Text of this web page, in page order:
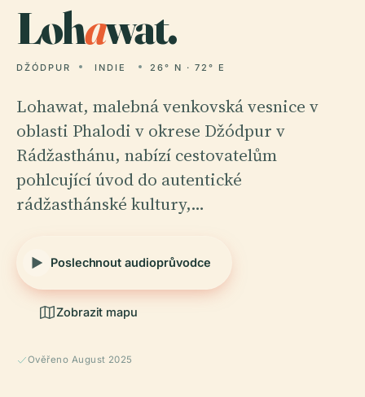
Lohawat.
DŽÓDPUR INDIE 26° N · 72° E
Lohawat, malebná venkovská vesnice v
oblasti Phalodi v okrese Džódpur v
Rádžasthánu, nabízí cestovatelům
pohlcující úvod do autentické
rádžasthánské kultury,…
Poslechnout audioprůvodce
Zobrazit mapu
Ověřeno August 2025